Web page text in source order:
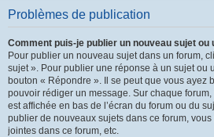
Problèmes de publication
Comment puis-je publier un nouveau sujet ou
Pour publier un nouveau sujet dans un forum,
sujet ». Pour publier une réponse à un sujet ou
bouton « Répondre ». Il se peut que vous ayez
pouvoir rédiger un message. Sur chaque
est affichée en bas de l’écran du forum ou du
publier de nouveaux sujets dans ce forum,
jointes dans ce forum, etc.